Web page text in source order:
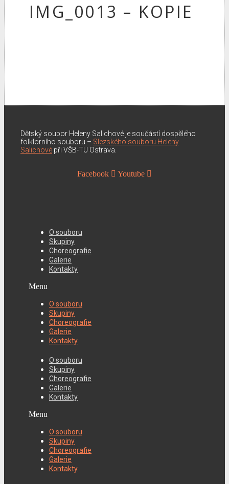
IMG_0013 – KOPIE
Dětský soubor Heleny Salichové je součástí dospělého
folklorního souboru – Slezského souboru Heleny
Salichové při VŠB-TU Ostrava.
Facebook Youtube
O souboru
Skupiny
Choreografie
Galerie
Kontakty
Menu
O souboru
Skupiny
Choreografie
Galerie
Kontakty
O souboru
Skupiny
Choreografie
Galerie
Kontakty
Menu
O souboru
Skupiny
Choreografie
Galerie
Kontakty